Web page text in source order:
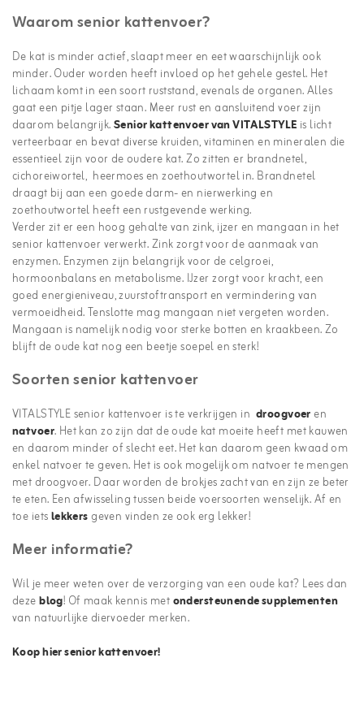
Waarom senior kattenvoer?
De kat is minder actief, slaapt meer en eet waarschijnlijk ook
minder. Ouder worden heeft invloed op het gehele gestel. Het
lichaam komt in een soort ruststand, evenals de organen. Alles
gaat een pitje lager staan. Meer rust en aansluitend voer zijn
daarom belangrijk.Senior kattenvoer van VITALSTYLE is licht
verteerbaar en bevat diverse kruiden, vitaminen en mineralen die
essentieel zijn voor de oudere kat. Zo zitten er brandnetel,
cichoreiwortel, heermoes en zoethoutwortel in. Brandnetel
draagt bij aan een goede darm- en nierwerking en
zoethoutwortel heeft een rustgevende werking.
Verder zit er een hoog gehalte van zink, ijzer en mangaan in het
senior kattenvoer verwerkt. Zink zorgt voor de aanmaak van
enzymen. Enzymen zijn belangrijk voor de celgroei,
hormoonbalans en metabolisme. IJzer zorgt voor kracht, een
goed energieniveau, zuurstoftransport en vermindering van
vermoeidheid. Tenslotte mag mangaan niet vergeten worden.
Mangaan is namelijk nodig voor sterke botten en kraakbeen. Zo
blijft de oude kat nog een beetje soepel en sterk!
Soorten senior kattenvoer
VITALSTYLE senior kattenvoer is te verkrijgen in droogvoeren
natvoer. Het kan zo zijn dat de oude kat moeite heeft met kauwen
en daarom minder of slecht eet. Het kan daarom geen kwaad om
enkel natvoer te geven. Het is ook mogelijk om natvoer te mengen
met droogvoer. Daar worden de brokjes zacht van en zijn ze beter
te eten. Een afwisseling tussen beide voersoorten wenselijk. Af en
toe ietslekkersgeven vinden ze ook erg lekker!
Meer informatie?
Wil je meer weten over de verzorging van een oude kat? Lees dan
dezeblog! Of maak kennis metondersteunende supplementen
van natuurlijke diervoeder merken.
Koop hier senior kattenvoer!